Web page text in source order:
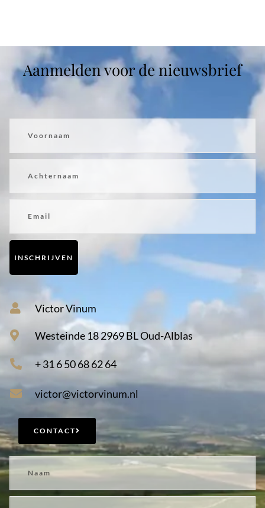
Aanmelden voor de nieuwsbrief
INSCHRIJVEN
Victor Vinum
Westeinde 18 2969 BL Oud-Alblas
+ 31 6 50 68 62 64
victor@victorvinum.nl
CONTACT